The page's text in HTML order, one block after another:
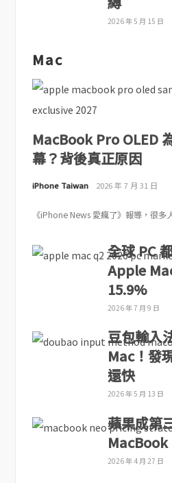
2026 年 5 月 15 日
Mac
MacBook Pro OLED
幕？背後真正原因
iPhone Taiwan 2026 年 7 月 31 日
《iPhone News 愛瘋了》報導，很多
全球 PC
Apple
15.9%
2026 年 7 月 9 日
豆包輸入
Mac！發
還快
2026 年 5 月 13 日
蘋果成第
MacBook
2026 年 4 月 27 日